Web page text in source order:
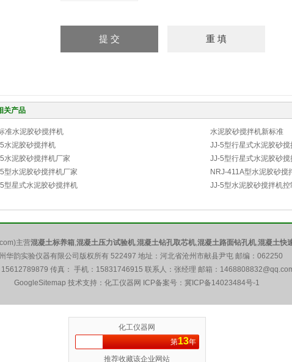
关产品
准水泥胶砂搅拌机
水泥胶砂搅拌机新标准
水泥胶砂搅拌机
JJ-5型行星式水泥胶砂搅
水泥胶砂搅拌机厂家
JJ-5型行星式水泥胶砂
型水泥胶砂搅拌机厂家
NRJ-411A型水泥胶砂搅
型星式水泥胶砂搅拌机
JJ-5型水泥胶砂搅拌机控
主营混凝土标养箱,混凝土压力试验机,混凝土钻孔取芯机,混凝土路面钻孔机,混凝土快
华韵实验仪器有限公司版权所有 522497 地址：河北省沧州市献县尹屯 邮编：062250
传真： 手机：15831746915 联系人：张经理 邮箱：
GoogleSitemap 技术支持：化工仪器网 ICP备案号： 冀ICP备14023484号-1
化工仪器网
第13年
推荐收藏该企业网站